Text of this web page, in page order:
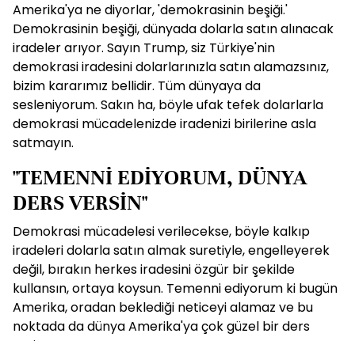
Amerika'ya ne diyorlar, 'demokrasinin beşiği.'
Demokrasinin beşiği, dünyada dolarla satın alınacak
iradeler arıyor. Sayın Trump, siz Türkiye'nin
demokrasi iradesini dolarlarınızla satın alamazsınız,
bizim kararımız bellidir. Tüm dünyaya da
sesleniyorum. Sakın ha, böyle ufak tefek dolarlarla
demokrasi mücadelenizde iradenizi birilerine asla
satmayın.
"TEMENNİ EDİYORUM, DÜNYA
DERS VERSİN"
Demokrasi mücadelesi verilecekse, böyle kalkıp
iradeleri dolarla satın almak suretiyle, engelleyerek
değil, bırakın herkes iradesini özgür bir şekilde
kullansın, ortaya koysun. Temenni ediyorum ki bugün
Amerika, oradan beklediği neticeyi alamaz ve bu
noktada da dünya Amerika'ya çok güzel bir ders